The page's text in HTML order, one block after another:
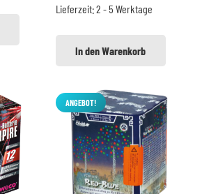
Lieferzeit:2 - 5 Werktage
In den Warenkorb
ANGEBOT!